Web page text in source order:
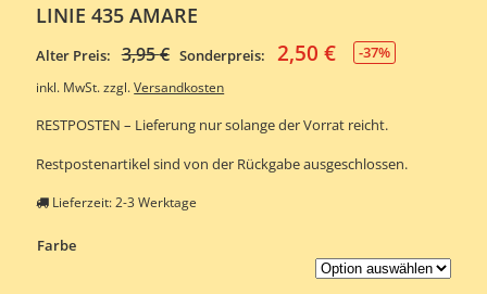
LINIE 435 AMARE
Alter Preis: 3,95€ Ursprünglicher
war:
3,95 €
Sonderpreis: 2,50€Aktueller
2,50 €.
-37%
inkl. MwSt. zzgl.Versandkosten
RESTPOSTEN – Lieferung nur solange der Vorrat reicht.
Restpostenartikel sind von der Rückgabe ausgeschlossen.
Lieferzeit: 2-3 Werktage
Farbe